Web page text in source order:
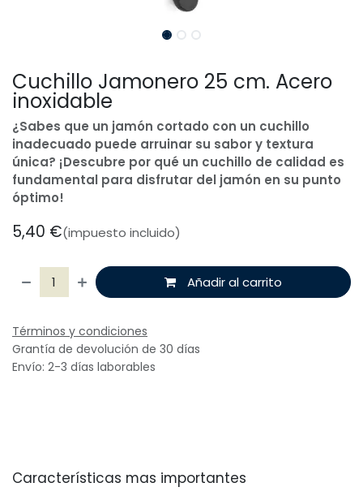
Cuchillo Jamonero 25 cm. Acero
inoxidable
¿Sabes que un jamón cortado con un cuchillo
inadecuado puede arruinar su sabor y textura
única? ¡Descubre por qué un cuchillo de calidad es
fundamental para disfrutar del jamón en su punto
óptimo!
5,40 €(impuesto incluido)
Añadir al carrito
Términos y condiciones
Grantía de devolución de 30 días
Envío: 2-3 días laborables
Características mas importantes